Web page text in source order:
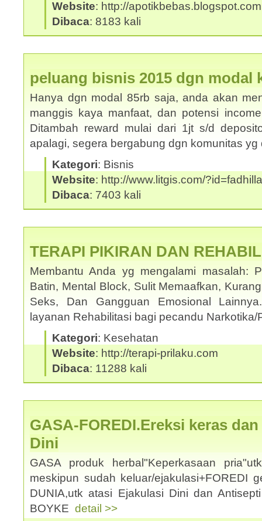
Website: http://apotikbebas.blogspot.com
Dibaca: 8183 kali
peluang bisnis 2015 dgn modal
Hanya dgn modal 85rb saja, anda akan
manggis kaya manfaat, dan potensi
Ditambah reward mulai dari 1jt s/d
apalagi, segera bergabung dgn komunitas
Kategori: Bisnis
Website: http://www.litgis.com/
Dibaca: 7403 kali
TERAPI PIKIRAN DAN
Membantu Anda yg mengalami masalah:
Batin, Mental Block, Sulit Memaafkan,
Seks, Dan Gangguan Emosional
layanan Rehabilitasi bagi pecandu
Kategori: Kesehatan
Website: http://terapi-prilaku.com
Dibaca: 11288 kali
GASA-FOREDI.Ereksi keras
Dini
GASA produk herbal"Keperkasaan
meskipun sudah keluar/ejakulasi+FOREDI
DUNIA,utk atasi Ejakulasi Dini dan
BOYKE detail >>